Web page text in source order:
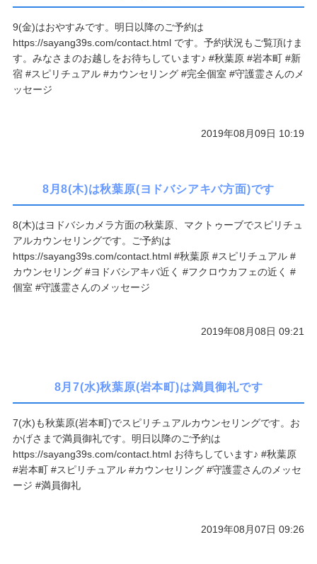
9(金)はおやすみです。明日以降のご予約は
https://sayang39s.com/contact.html です。予約状況もご覧頂けま
す。みなさまのお越しをお待ちしています♪ #秋葉原 #岩本町 #新
宿 #スピリチュアル #カウンセリング #完全個室 #守護霊さんのメ
ッセージ
2019年08月09日 10:19
8月8(木)は秋葉原(ヨドバシアキバ方面)です
8(木)はヨドバシカメラ方面の秋葉原、マクトゥーブでスピリチュ
アルカウンセリングです。ご予約は
https://sayang39s.com/contact.html #秋葉原 #スピリチュアル #
カウンセリング #ヨドバシアキバ近く #フクロウカフェの近く #
個室 #守護霊さんのメッセージ
2019年08月08日 09:21
8月7(水)秋葉原(岩本町)は満員御礼です
7(水)も秋葉原(岩本町)でスピリチュアルカウンセリングです。お
かげさまで満員御礼です。明日以降のご予約は
https://sayang39s.com/contact.html お待ちしています♪ #秋葉原
#岩本町 #スピリチュアル #カウンセリング #守護霊さんのメッセ
ージ #満員御礼
2019年08月07日 09:26